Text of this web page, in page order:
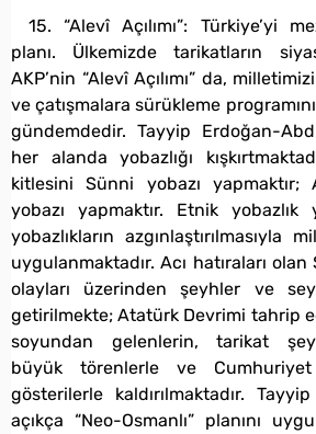
15. “Alevî Açılımı”: Türkiye’yi
planı. Ülkemizde tarikatların
AKP’nin “Alevî Açılımı” da,
ve çatışmalara sürükleme
gündemdedir. Tayyip Erdoğan-
her alanda yobazlığı
kitlesini Sünni yobazı
yobazı yapmaktır. Etnik yobazlık
yobazlıkların azgınlaştırılmasıyla
uygulanmaktadır. Acı hatıraları
olayları üzerinden şeyhler ve
getirilmekte; Atatürk Devrimi tahrip
soyundan gelenlerin, tarikat
büyük törenlerle ve Cumhuriyet
gösterilerle kaldırılmaktadır.
açıkça “Neo-Osmanlı” planını